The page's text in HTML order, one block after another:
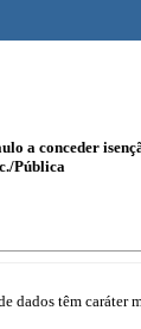
a conceder
Pública
dados têm